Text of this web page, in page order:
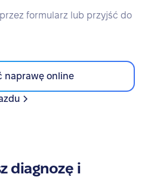
formularz lub przyjść do
naprawę online
diagnozę i